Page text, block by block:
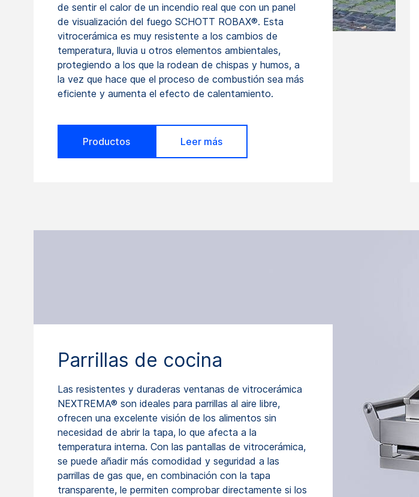
de sentir el calor de un incendio real que con un panel
de visualización del fuego SCHOTT ROBAX®. Esta
vitrocerámica es muy resistente a los cambios de
temperatura, lluvia u otros elementos ambientales,
protegiendo a los que la rodean de chispas y humos, a
la vez que hace que el proceso de combustión sea más
eficiente y aumenta el efecto de calentamiento.
Productos Leer más
Parrillas de cocina
Las resistentes y duraderas ventanas de vitrocerámica
NEXTREMA® son ideales para parrillas al aire libre,
ofrecen una excelente visión de los alimentos sin
necesidad de abrir la tapa, lo que afecta a la
temperatura interna. Con las pantallas de vitrocerámica,
se puede añadir más comodidad y seguridad a las
parrillas de gas que, en combinación con la tapa
transparente, le permiten comprobar directamente si los